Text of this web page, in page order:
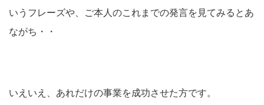
いうフレーズや、ご本人のこれまでの発言を見てみるとあ
ながち・・
いえいえ、あれだけの事業を成功させた方です。